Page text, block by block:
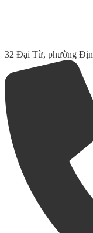
32 Đại Từ, phường